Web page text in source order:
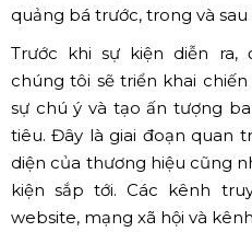
quảng bá trước, trong và sau
Trước khi sự kiện diễn ra,
chúng tôi sẽ triển khai
sự chú ý và tạo ấn tượng
tiêu. Đây là giai đoạn quan
diện của thương hiệu cũng
kiện sắp tới. Các kênh
website, mạng xã hội và